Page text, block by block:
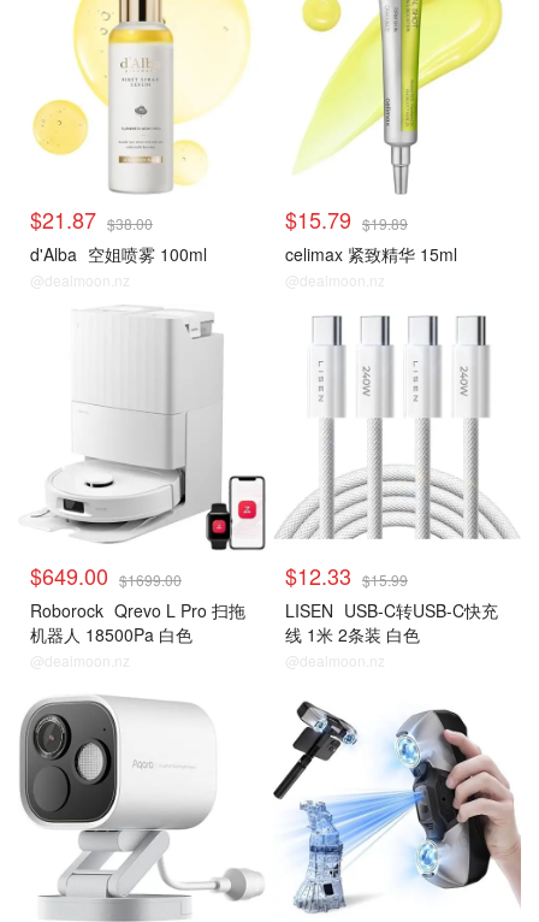
$21.87 $38.00
d'Alba 空姐喷雾 100ml
@dealmoon.nz
$15.79 $19.89
celimax 紧致精华 15ml
@dealmoon.nz
$649.00 $1699.00
Roborock Qrevo L Pro 扫拖
机器人 18500Pa 白色
@dealmoon.nz
$12.33 $15.99
LISEN USB-C转USB-C快充
线 1米 2条装 白色
@dealmoon.nz